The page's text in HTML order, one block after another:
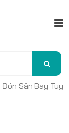
Sân Bay Tuy